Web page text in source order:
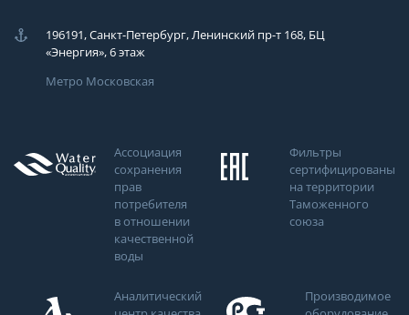
196191, Санкт-Петербург, Ленинский пр-т 168, БЦ
«Энергия», 6 этаж
Метро Московская
Ассоциация
сохранения
прав
потребителя
в отношении
качественной
воды
Фильтры
сертифицированы
на территории
Таможенного
союза
Аналитический
Производимое